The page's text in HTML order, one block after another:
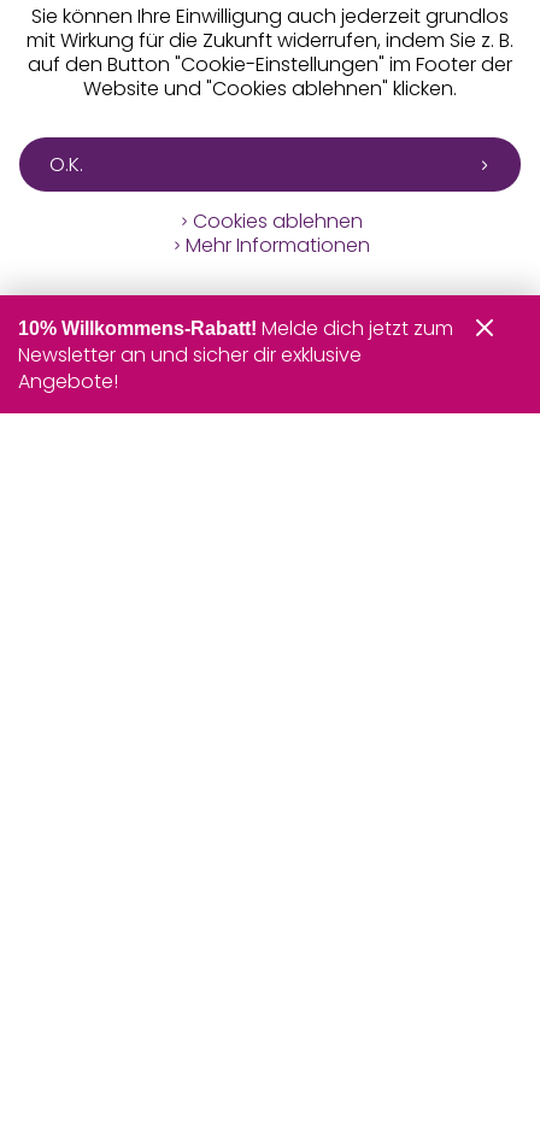
Sie können Ihre Einwilligung auch jederzeit grundlos
mit Wirkung für die Zukunft widerrufen, indem Sie z. B.
auf den Button "Cookie-Einstellungen" im Footer der
Website und "Cookies ablehnen" klicken.
O.K.
Cookies ablehnen
Mehr Informationen
10% Willkommens-Rabatt! Melde dich jetzt zum
Newsletter an und sicher dir exklusive
Angebote!